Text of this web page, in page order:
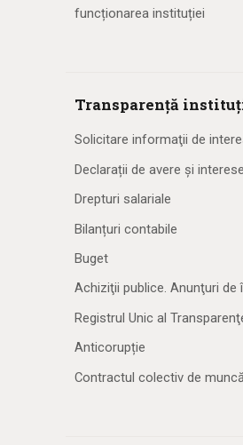
funcționarea instituției
Transparență
Solicitare informaţii de
Declarații de avere și interese
Drepturi salariale
Bilanțuri contabile
Buget
Achiziţii publice. Anunţuri de
Registrul Unic al
Anticorupție
Contractul colectiv de muncă